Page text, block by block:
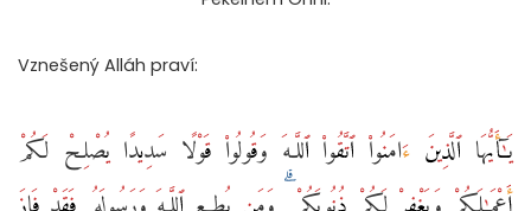
Vznešený Alláh praví:
يَـٰٓأَيُّهَا ٱلَّذِينَ ءَامَنُوا۟ ٱتَّقُوا۟ ٱللَّـهَ وَقُولُوا۟ قَوْلًا سَدِيدًا يُصْلِحْ لَكُمْ
أَعْمَـٰلَكُمْ وَيَغْفِرْ لَكُمْ ذُنُوبَكُمْ ۗ وَمَن يُطِعِ ٱللَّـهَ وَرَسُولَهُۥ فَقَدْ فَازَ